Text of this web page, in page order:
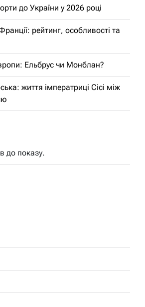
до України у 2026 році
рейтинг, особливості та
Ельбрус чи Монблан?
життя імператриці Сісі між
до показу.